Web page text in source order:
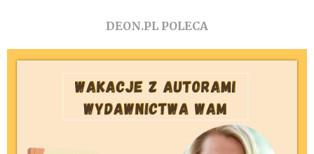
DEON.PL POLECA